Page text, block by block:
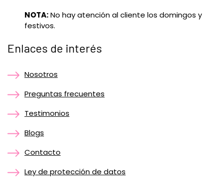
NOTA:No hay atención al cliente los domingos y
festivos.
Enlaces de interés
Nosotros
Preguntas frecuentes
Testimonios
Blogs
Contacto
Ley de protección de datos